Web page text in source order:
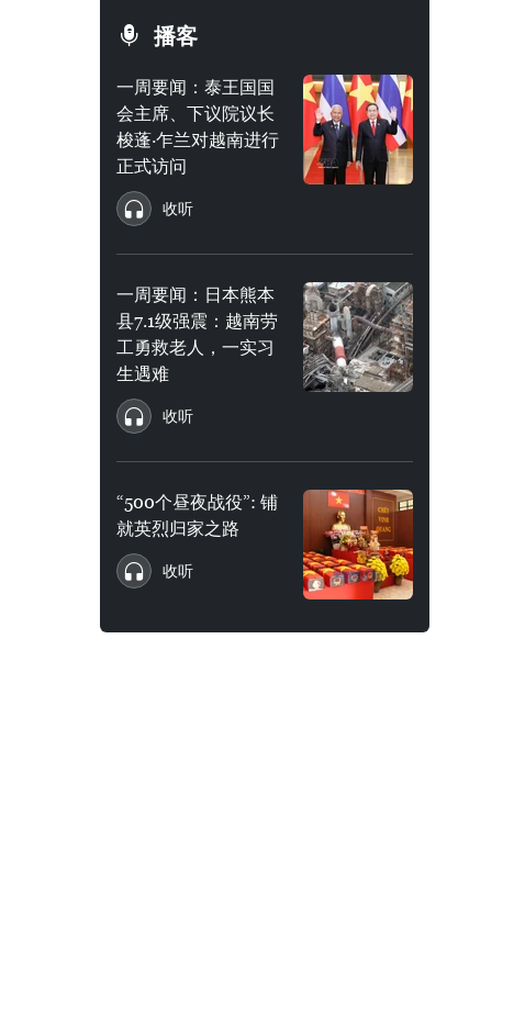
播客
一周要闻：泰王国国
会主席、下议院议长
梭蓬·乍兰对越南进行
正式访问
收听
一周要闻：日本熊本
县7.1级强震：越南劳
工勇救老人，一实习
生遇难
收听
“500个昼夜战役”: 铺
就英烈归家之路
收听